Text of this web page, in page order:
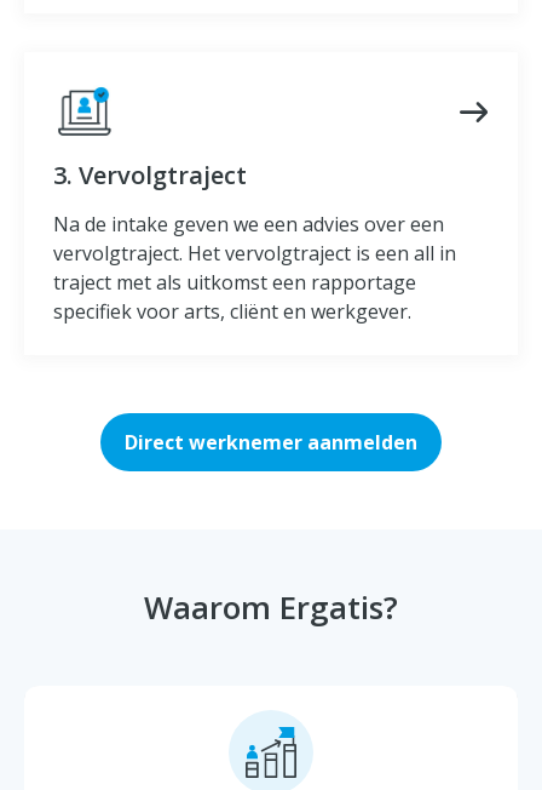
3. Vervolgtraject
Na de intake geven we een advies over een
vervolgtraject. Het vervolgtraject is een all in
traject met als uitkomst een rapportage
specifiek voor arts, cliënt en werkgever.
Direct werknemer aanmelden
Waarom Ergatis?